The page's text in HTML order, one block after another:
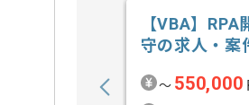
【VBA】
守の求人・案
〜 550,000